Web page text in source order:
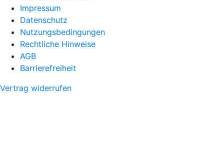
Impressum
Datenschutz
Nutzungsbedingungen
Rechtliche Hinweise
AGB
Barrierefreiheit
Vertrag widerrufen